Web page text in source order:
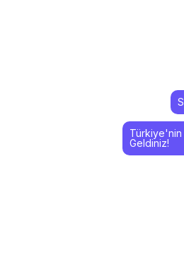
Geldiniz!